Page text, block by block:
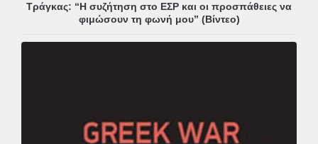
Τράγκας: “Η συζήτηση στο ΕΣΡ και οι προσπάθειες να
φιμώσουν τη φωνή μου” (Βίντεο)